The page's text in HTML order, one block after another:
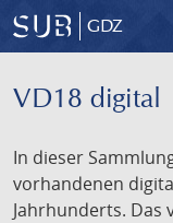
GDZ
VD18 digital
In dieser
vorhandenen
Jahrhunderts. Das